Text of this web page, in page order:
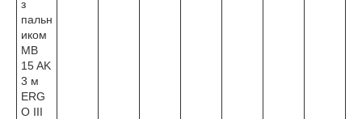
з
пальн
иком
MB
15 AK
3 м
ERG
O III